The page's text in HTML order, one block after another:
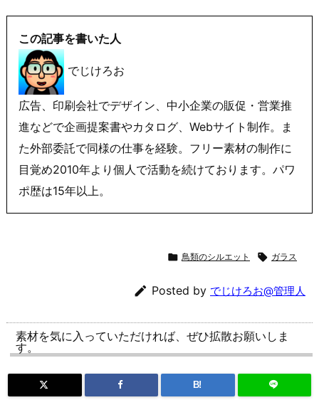
この記事を書いた人
でじけろお
広告、印刷会社でデザイン、中小企業の販促・営業推
進などで企画提案書やカタログ、Webサイト制作。ま
た外部委託で同様の仕事を経験。フリー素材の制作に
目覚め2010年より個人で活動を続けております。パワ
ポ歴は15年以上。
 鳥類のシルエット  ガラス
 Posted by でじけろお@管理人
素材を気に入っていただければ、ぜひ拡散お願いしま
す。
B!